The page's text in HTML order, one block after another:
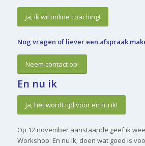
Ja, ik wil online coaching!
Nog vragen of liever een afspraak
Neem contact op!
En nu ik
Ja, het wordt tijd voor en nu ik!
Op 12 november aanstaande geef ik
Workshop: En nu ik; doen wat goed is